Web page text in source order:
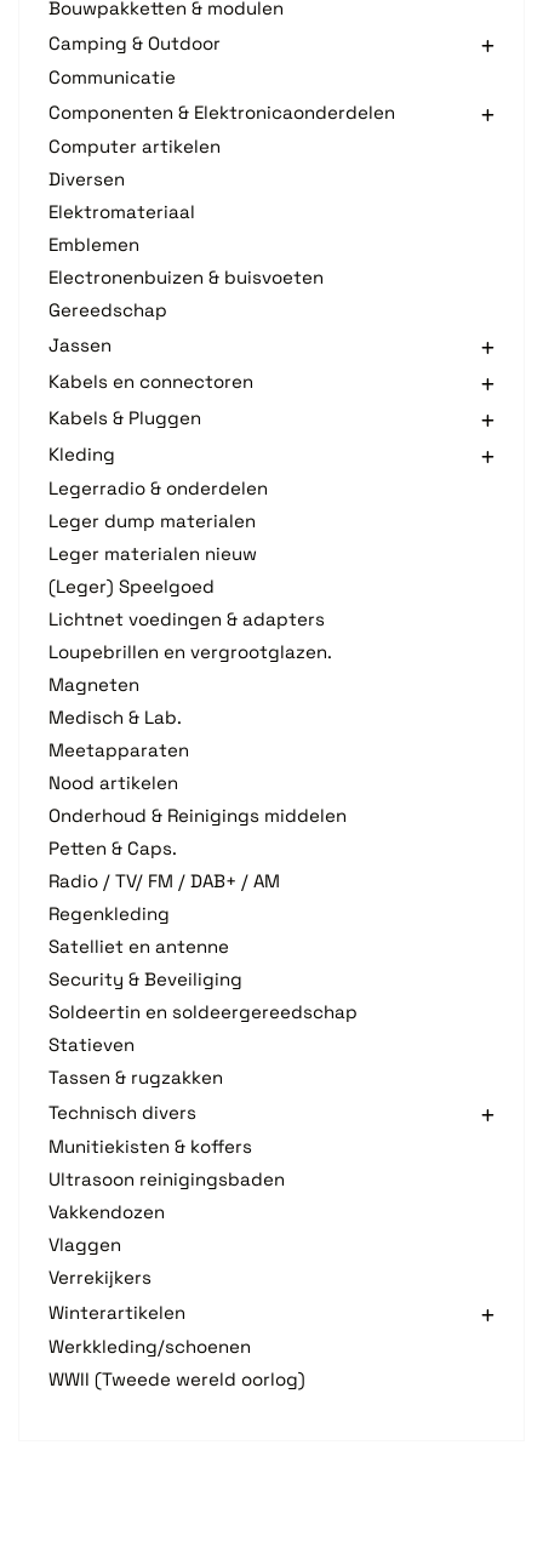
Bouwpakketten & modulen
Camping & Outdoor
Communicatie
Componenten & Elektronicaonderdelen
Computer artikelen
Diversen
Elektromateriaal
Emblemen
Electronenbuizen & buisvoeten
Gereedschap
Jassen
Kabels en connectoren
Kabels & Pluggen
Kleding
Legerradio & onderdelen
Leger dump materialen
Leger materialen nieuw
(Leger) Speelgoed
Lichtnet voedingen & adapters
Loupebrillen en vergrootglazen.
Magneten
Medisch & Lab.
Meetapparaten
Nood artikelen
Onderhoud & Reinigings middelen
Petten & Caps.
Radio / TV/ FM / DAB+ / AM
Regenkleding
Satelliet en antenne
Security & Beveiliging
Soldeertin en soldeergereedschap
Statieven
Tassen & rugzakken
Technisch divers
Munitiekisten & koffers
Ultrasoon reinigingsbaden
Vakkendozen
Vlaggen
Verrekijkers
Winterartikelen
Werkkleding/schoenen
WWII (Tweede wereld oorlog)